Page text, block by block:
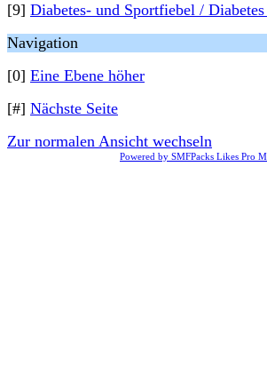
[9] Diabetes- und Sportfiebel /
Navigation
[0] Eine Ebene höher
[#] Nächste Seite
Zur normalen Ansicht wechseln
Powered by SMFPacks Likes Pro